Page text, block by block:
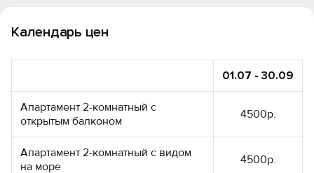
Календарь цен
01.07 - 30.09
Апартамент 2-комнатный с
открытым балконом
4500р.
Апартамент 2-комнатный с видом
на море
4500р.